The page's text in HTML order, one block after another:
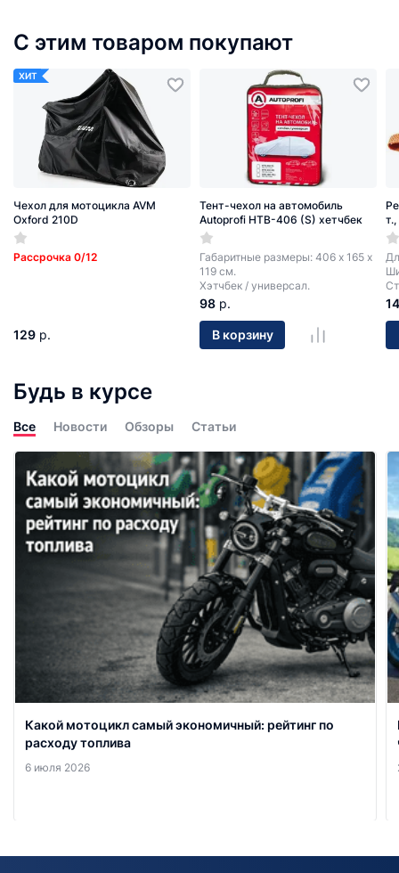
С этим товаром покупают
ХИТ
Чехол для мотоцикла AVM
Oxford 210D
Рассрочка 0/12
129 р.
Тент-чехол на автомобиль
Autoprofi HTB-406 (S) хетчбек
Габаритные размеры: 406 х 165 х
119 см.
Хэтчбек / универсал.
98 р.
В корзину
14
Будь в курсе
Все Новости Обзоры Статьи
Какой мотоцикл самый экономичный: рейтинг по
расходу топлива
6 июля 2026